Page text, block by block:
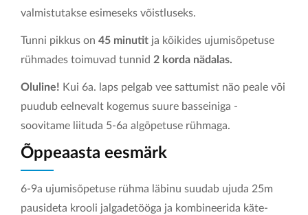
valmistutakse esimeseks võistluseks.
Tunni pikkus on 45 minutit ja kõikides ujumisõpetuse
rühmades toimuvad tunnid 2 korda nädalas.
Oluline! Kui 6a. laps pelgab vee sattumist näo peale või
puudub eelnevalt kogemus suure basseiniga -
soovitame liituda 5-6a algõpetuse rühmaga.
Õppeaasta eesmärk
6-9a ujumisõpetuse rühma läbinu suudab ujuda 25m
pausideta krooli jalgadetööga ja kombineerida käte-